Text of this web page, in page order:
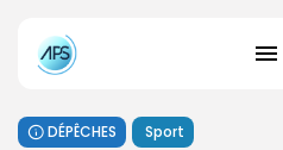
DÉPÊCHES Sport